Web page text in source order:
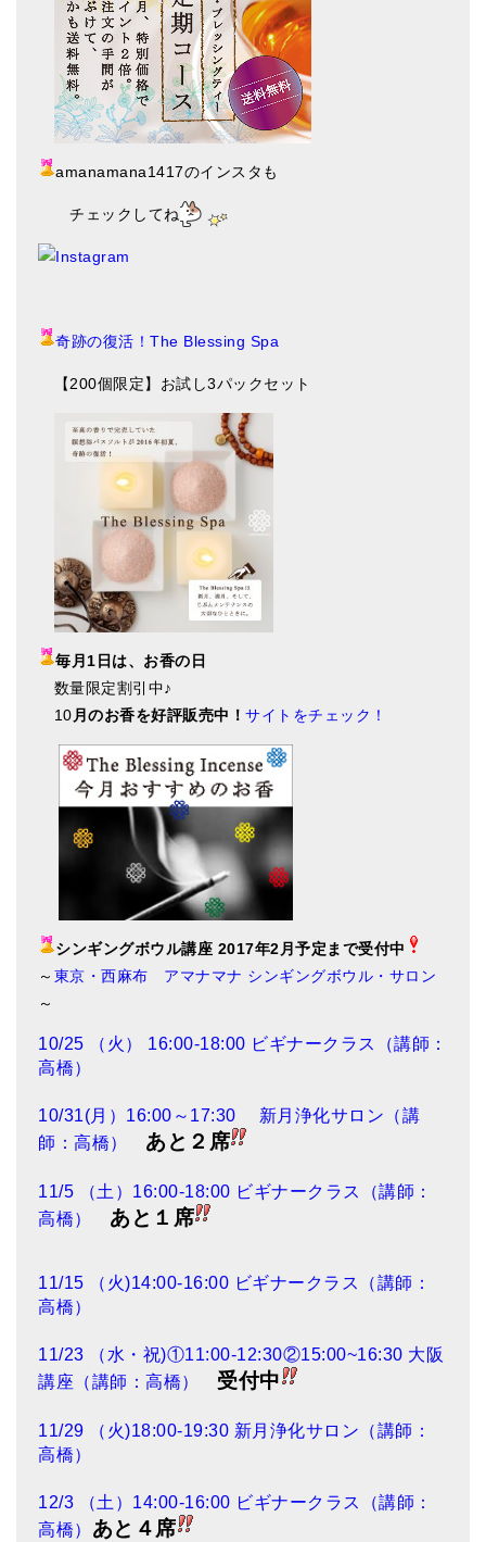
amanamana1417のインスタも
チェックしてね
奇跡の復活！The Blessing Spa
【200個限定】お試し3パックセット
毎月1日は、お香の日
数量限定割引中♪
10 月のお香を好評販売中！ サイトをチェック！
シンギングボウル講座 2017年2月予定まで受付中
～ 東京・西麻布 アマナマナ シンギングボウル・サロン
～
10/25 （火） 16:00-18:00 ビギナークラス（講師：
高橋）
10/31(月）16:00～17:30 新月浄化サロン（講
師：高橋）
あと２席
11/5 （土）16:00-18:00 ビギナークラス（講師：
高橋）
あと１席
11/15 （火)14:00-16:00 ビギナークラス（講師：
高橋）
11/23 （水・祝)①11:00-12:30②15:00~16:30 大阪
講座（講師：高橋）
受付中
11/29 （火)18:00-19:30 新月浄化サロン（講師：
高橋）
12/3 （土）14:00-16:00 ビギナークラス（講師：
高橋） あと４席